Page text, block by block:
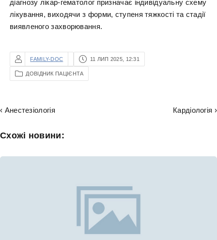
діагнозу лікар-гематолог призначає індивідуальну схему
лікування, виходячи з форми, ступеня тяжкості та стадії
виявленого захворювання.
FAMILY-DOC 11 ЛИП 2025, 12:31
ДОВІДНИК ПАЦІЄНТА
‹ Анестезіологія Кардіологія ›
Схожі новини: